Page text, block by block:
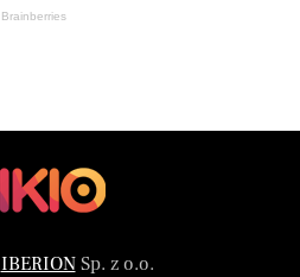
Brainberries
IBERIONSp. z o.o.